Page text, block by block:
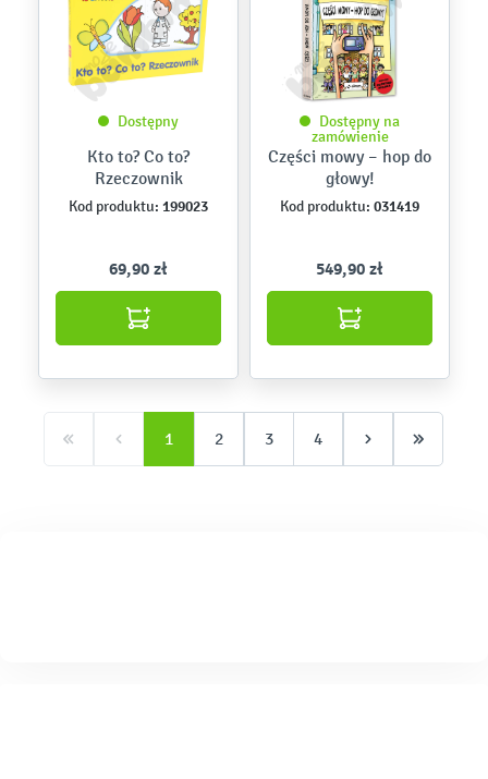
Dostępny
Kto to? Co to?
Rzeczownik
Kod produktu: 199023
69,90 zł
Dostępny na
zamówienie
Części mowy – hop do
głowy!
Kod produktu: 031419
549,90 zł
1 2 3 4